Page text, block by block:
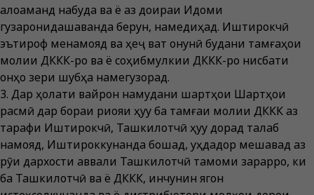
алоқаманд набуда ва ё аз доираи Иқдоми
гузаронидашаванда берун, намедиҳад. Иштирокчӣ
эътироф менамояд ва ҳеҷ вақт қонунӣ будани тамғаҳои
молии ДККК-ро ва ё соҳибмулкии ДККК-ро нисбати
онҳо зери шубҳа намегузорад.
3. Дар ҳолати вайрон намудани шартҳои Шартҳои
расмӣ дар бораи риояи ҳуқуқ ба тамғаи молии ДККК аз
тарафи Иштирокчӣ, Ташкилотчӣ ҳуқуқ дорад талаб
намояд, Иштироккунанда бошад, уҳдадор мешавад аз
рӯи дархости аввали Ташкилотчӣ тамоми зарарро, ки
ба Ташкилотчӣ ва ё ДККК, инчунин ягон